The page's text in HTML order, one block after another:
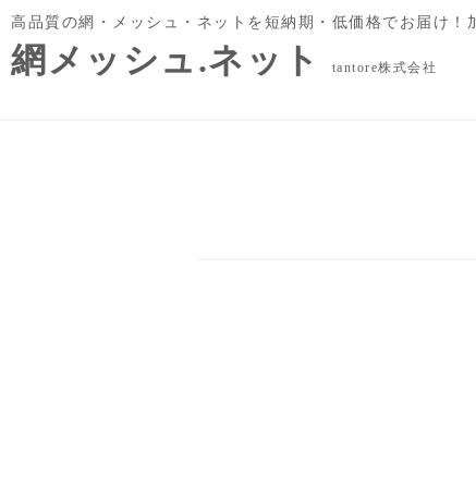
高品質の網・メッシュ・ネットを短納期・低価格でお届け！
網メッシュ.ネット tantore株式会社